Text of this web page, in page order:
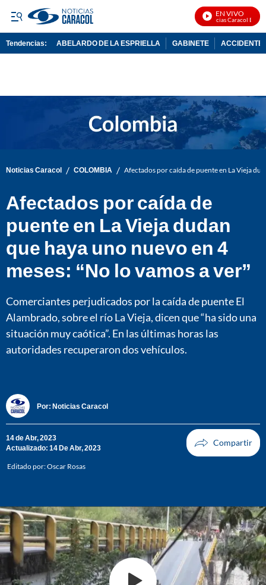
EN VIVO
Noticias Caracol En Vivo
Tendencias: ABELARDO DE LA ESPRIELLA GABINETE ACCIDENTE
Noticias Caracol / COLOMBIA / Afectados por caída de puente en La Vieja
Afectados por caída de
puente en La Vieja dudan
que haya uno nuevo en 4
meses: “No lo vamos a ver”
Comerciantes perjudicados por la caída de puente El
Alambrado, sobre el río La Vieja, dicen que “ha sido una
situación muy caótica”. En las últimas horas las
autoridades recuperaron dos vehículos.
Por: Noticias Caracol
14 de Abr, 2023
Actualizado: 14 De Abr, 2023
Editado por:Oscar Rosas